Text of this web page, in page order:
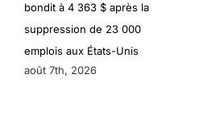
bondit à 4 363 $ après la
suppression de 23 000
emplois aux États-Unis
août 7th, 2026